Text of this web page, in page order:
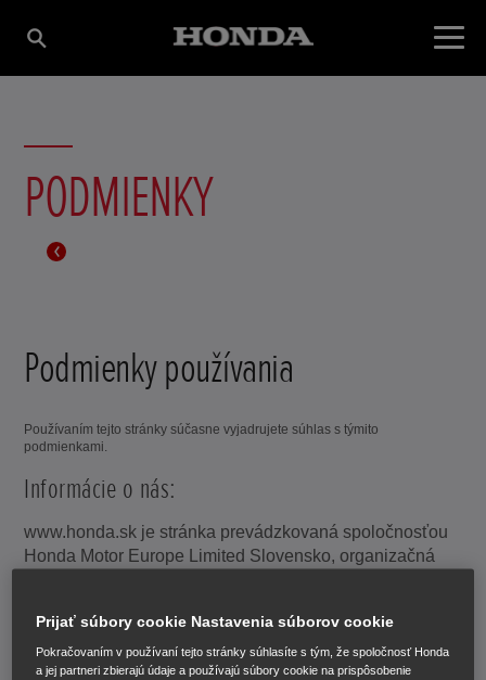
PODMIENKY
Podmienky používania
Používaním tejto stránky súčasne vyjadrujete súhlas s týmito
podmienkami.
Informácie o nás:
www.honda.sk je stránka prevádzkovaná spoločnosťou
Honda Motor Europe Limited Slovensko, organizačná
číslom 46 814 281 so sídlom na adrese Prievozská 6,
821 09 Bratislava, Slovensko
Prijať súbory cookie Nastavenia súborov cookie
Pokračovaním v používaní tejto stránky súhlasíte s tým, že spoločnosť Honda
a jej partneri zbierajú údaje a používajú súbory cookie na prispôsobenie